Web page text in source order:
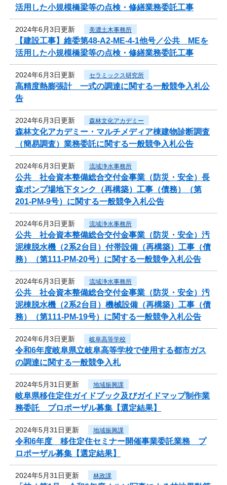
活用した小規模橋梁等の点検・修繕業務委託工事
2024年6月3日更新 美濃土木事務所
【建設工事】維委第48-A2-ME-4-1他号／公共 MEを
活用した小規模橋梁等の点検・修繕業務委託工事
2024年6月3日更新 セラミックス研究所
高精度熱膨張計 一式の調達に関する一般競争入札公
告
2024年6月3日更新 森林文化アカデミー
森林文化アカデミー・マルチメディア棟建物診断調査
（簡易調査）業務委託に関する一般競争入札公告
2024年6月3日更新 流域浄水事務所
公共 社会資本整備総合交付金事業（防災・安全）長
森ポンプ場地下タンク（再構築）工事（債務）（第
201-PM-9号）に関する一般競争入札公告
2024年6月3日更新 流域浄水事務所
公共 社会資本整備総合交付金事業（防災・安全）汚
泥棟脱水機（2系2台目）付帯設備（再構築）工事（債
務）（第111-PM-20号）に関する一般競争入札公告
2024年6月3日更新 流域浄水事務所
公共 社会資本整備総合交付金事業（防災・安全）汚
泥棟脱水機（2系2台目）機械設備（再構築）工事（債
務）（第111-PM-19号）に関する一般競争入札公告
2024年6月3日更新 岐阜高等学校
令和6年度岐阜県立岐阜高等学校で使用する都市ガス
の調達に関する一般競争入札
2024年5月31日更新 地域振興課
岐阜県移住定住ガイドブック及びガイドマップ制作業
務委託 プロポーザル募集【選定結果】
2024年5月31日更新 地域振興課
令和6年度 移住定住セミナー開催事業委託業務 プ
ロポーザル募集【選定結果】
2024年5月31日更新 林政課